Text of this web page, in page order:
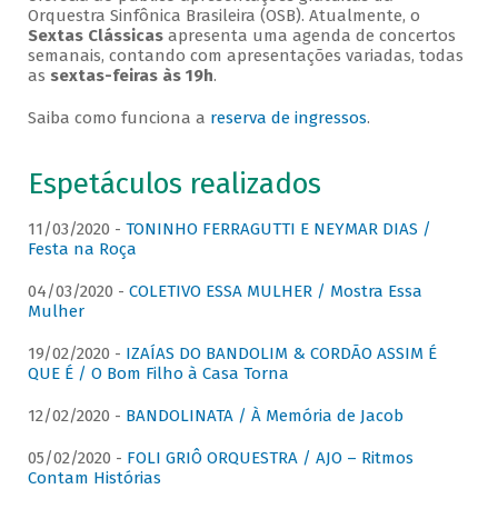
Orquestra Sinfônica Brasileira (OSB). Atualmente, o
Sextas Clássicasapresenta uma agenda de concertos
semanais, contando com apresentações variadas, todas
as sextas-feiras às 19h.
Saiba como funciona a reserva de ingressos.
Espetáculos realizados
11/03/2020 - TONINHO FERRAGUTTI E NEYMAR DIAS /
Festa na Roça
04/03/2020 - COLETIVO ESSA MULHER / Mostra Essa
Mulher
19/02/2020 - IZAÍAS DO BANDOLIM & CORDÃO ASSIM É
QUE É / O Bom Filho à Casa Torna
12/02/2020 - BANDOLINATA / À Memória de Jacob
05/02/2020 - FOLI GRIÔ ORQUESTRA / AJO – Ritmos
Contam Histórias